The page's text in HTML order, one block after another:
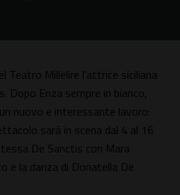
Teatro Millelire l'attrice siciliana
Dopo Enza sempre in bianco,
nuovo e interessante lavoro:
sarà in scena dal 4 al 16
De Sanctis con Mara
e la danza di Donatella De